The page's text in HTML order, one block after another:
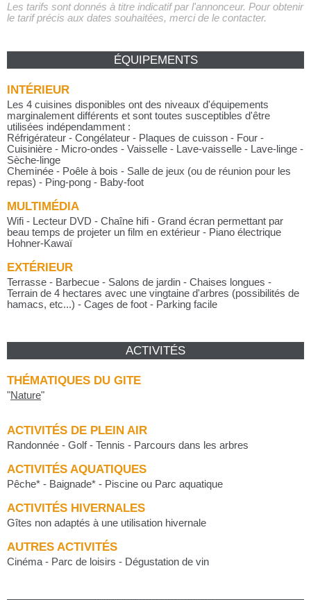
Les tarifs sont donnés à titre indicatif par l'annonceur. Pour obtenir
le tarif précis aux dates souhaitées, merci de le contacter.
ÉQUIPEMENTS
INTÉRIEUR
Les 4 cuisines disponibles ont des niveaux d'équipements
marginalement différents et sont toutes susceptibles d'être
utilisées indépendamment :
Réfrigérateur - Congélateur - Plaques de cuisson - Four -
Cuisinière - Micro-ondes - Vaisselle - Lave-vaisselle - Lave-linge -
Sèche-linge
Cheminée - Poêle à bois - Salle de jeux (ou de réunion pour les
repas) - Ping-pong - Baby-foot
MULTIMÉDIA
Wifi - Lecteur DVD - Chaîne hifi - Grand écran permettant par
beau temps de projeter un film en extérieur - Piano électrique
Hohner-Kawaï
EXTÉRIEUR
Terrasse - Barbecue - Salons de jardin - Chaises longues -
Terrain de 4 hectares avec une vingtaine d'arbres (possibilités de
hamacs, etc...) - Cages de foot - Parking facile
ACTIVITÉS
THÉMATIQUES DU GITE
"Nature"
ACTIVITÉS DE PLEIN AIR
Randonnée - Golf - Tennis - Parcours dans les arbres
ACTIVITÉS AQUATIQUES
Pêche* - Baignade* - Piscine ou Parc aquatique
ACTIVITÉS HIVERNALES
Gîtes non adaptés à une utilisation hivernale
AUTRES ACTIVITÉS
Cinéma - Parc de loisirs - Dégustation de vin